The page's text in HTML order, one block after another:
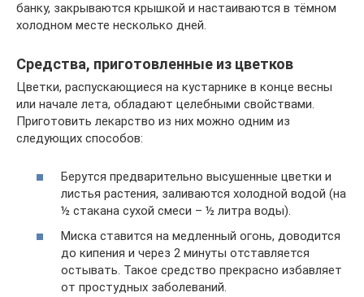
банку, закрываются крышкой и настаиваются в тёмном
холодном месте несколько дней.
Средства, приготовленные из цветков
Цветки, распускающиеся на кустарнике в конце весны
или начале лета, обладают целебными свойствами.
Приготовить лекарство из них можно одним из
следующих способов:
Берутся предварительно высушенные цветки и
листья растения, заливаются холодной водой (на
½ стакана сухой смеси – ½ литра воды).
Миска ставится на медленный огонь, доводится
до кипения и через 2 минуты отставляется
остывать. Такое средство прекрасно избавляет
от простудных заболеваний.